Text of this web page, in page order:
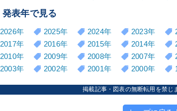
発表年で見る
2026年 2025年 2024年 2023年
2017年
2016年 2015年 2014年
2010年
2009年 2008年 2007年
2003年
2002年 2001年 2000年
掲載記事・図表の無断転用を禁